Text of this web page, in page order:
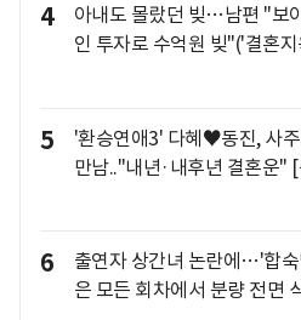
4
아내도 몰랐던 빚…남편 "보
인 투자로 수억원 빚"('결혼
5
'환승연애3' 다혜♥동진, 사
만남.."내년·내후년 결혼운"
6
출연자 상간녀 논란에…'합
은 모든 회차에서 분량 전면